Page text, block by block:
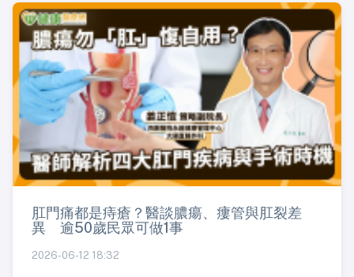
肛門痛都是痔瘡？醫談膿瘍、瘻管與肛裂差
異 逾50歲民眾可做1事
2026-06-12 18:32